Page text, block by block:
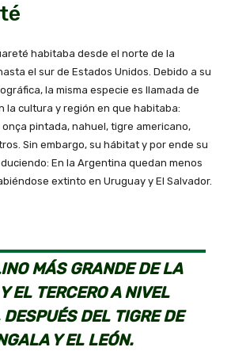
habitaba desde el norte de la
el sur de Estados Unidos. Debido a su
la misma especie es llamada de
la cultura y región en que habitaba:
pintada, nahuel, tigre americano,
Sin embargo, su hábitat y por ende su
En la Argentina quedan menos
extinto en Uruguay y El Salvador.
MÁS GRANDE DE LA
EL TERCERO A NIVEL
DEL TIGRE DE
Y EL LEÓN.